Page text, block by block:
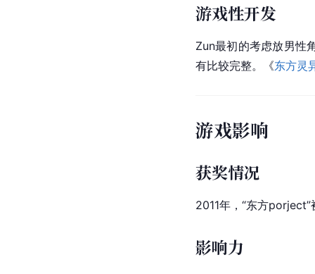
游戏性开发
Zun最初的考虑放男性
有比较完整。《东方灵
游戏影响
获奖情况
2011年，“东方
影响力